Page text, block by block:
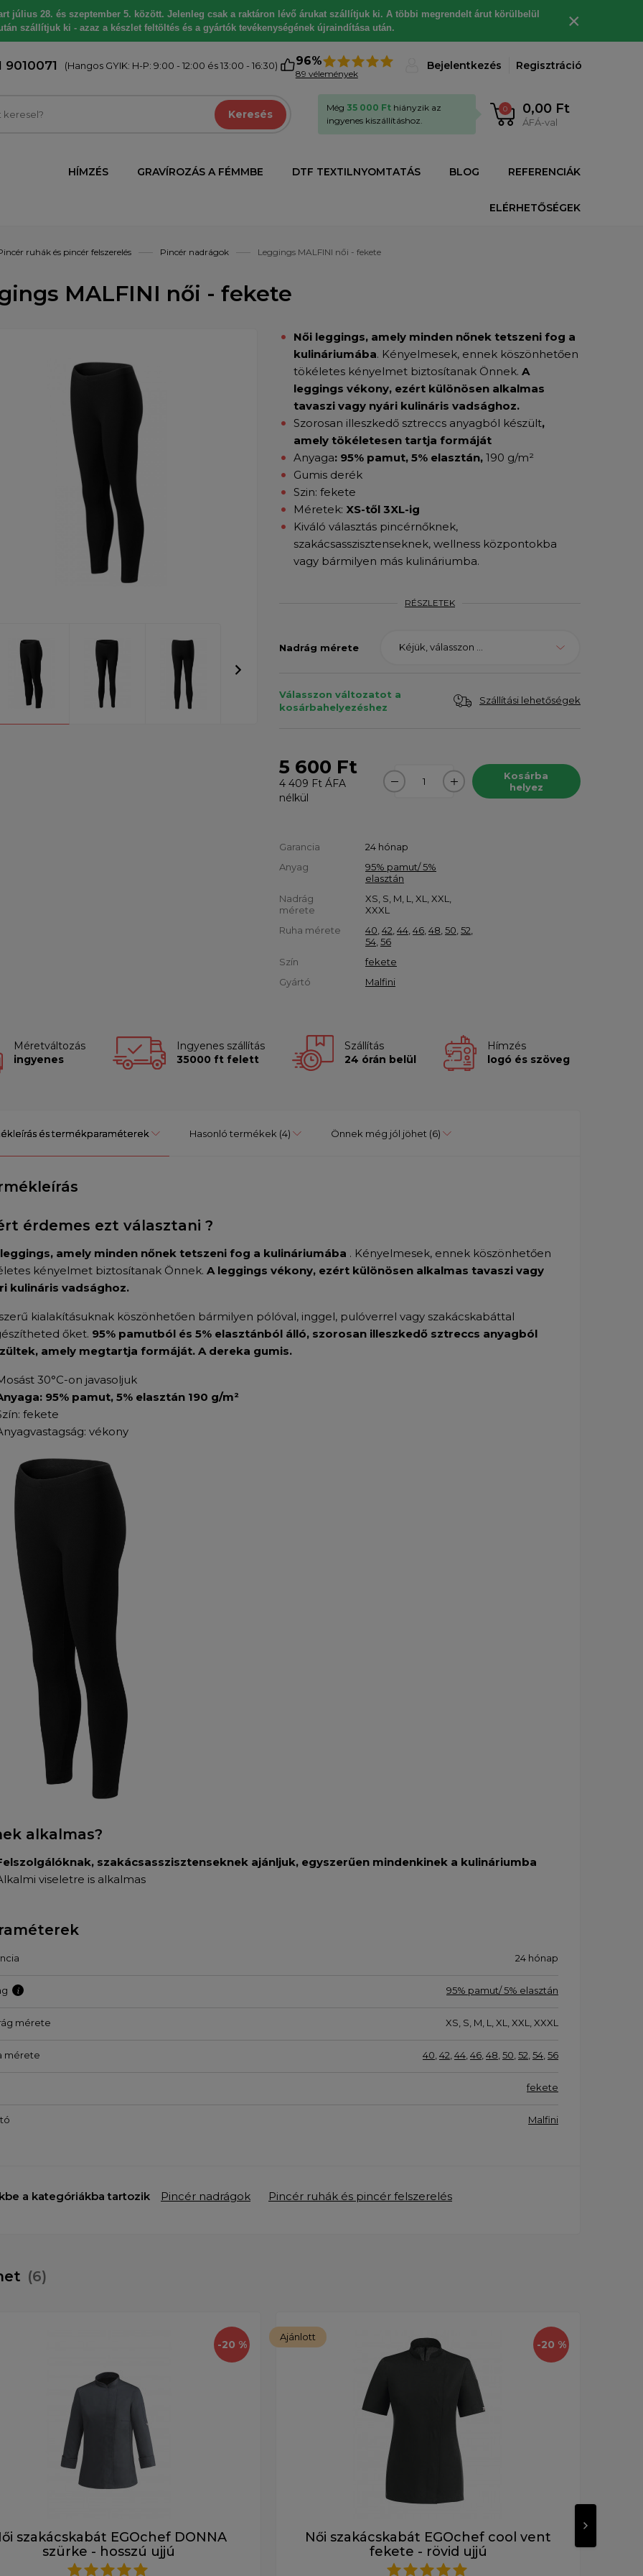
július 28. és szeptember 5. között. Jelenleg csak a raktáron lévő árukat szállítjuk ki. A többi megrendelt árut körülbelül
szállítjuk ki - azaz a készlet feltöltés és a gyártók tevékenységének újraindítása után.
×
9010071 (Hangos GYIK: H-P: 9:00 - 12:00 és 13:00 - 16:30) 96%
89 vélemények
Bejelentkezés Regisztráció
Keresés 0 0,00 Ft
ÁFÁ-val
Még 35 000 Ft hiányzik az
ingyenes kiszállításhoz.
HÍMZÉS GRAVÍROZÁS A FÉMMBE DTF TEXTILNYOMTATÁS BLOG REFERENCIÁK
ELÉRHETŐSÉGEK
ruhák és pincér felszerelés Pincér nadrágok Leggings MALFINI női - fekete
MALFINI női - fekete
Női leggings, amely minden nőnek tetszeni fog a
kulináriumába. Kényelmesek, ennek köszönhetően
tökéletes kényelmet biztosítanak Önnek. A
leggings vékony, ezért különösen alkalmas
tavaszi vagy nyári kulináris vadsághoz.
Szorosan illeszkedő sztreccs anyagból készült,
amely tökéletesen tartja formáját
Anyaga: 95% pamut, 5% elasztán, 190 g/m²
Gumis derék
Szin: fekete
Méretek: XS-től 3XL-ig
Kiváló választás pincérnőknek,
szakácsasszisztenseknek, wellness központokba
vagy bármilyen más kulináriumba.
RÉSZLETEK
Nadrág mérete Kéjük, válasszon ...
Válasszon változatot a
kosárbahelyezéshez
Szállítási lehetőségek
5 600 Ft
4 409 Ft ÁFA
nélkül
Kosárba
helyez
Garancia
24 hónap
Anyag
95% pamut/ 5%
elasztán
Nadrág
mérete
XS, S, M, L, XL, XXL,
XXXL
Ruha mérete
40 42 44 46 48 50 52
54 56
Szín
fekete
Gyártó
Malfini
Méretváltozás
ingyenes
Ingyenes szállítás
35000 ft felett
Szállítás
24 órán belül
Hímzés
logó és szöveg
és termékparaméterek Hasonló termékek (4) Önnek még jól jöhet (6)
érdemes ezt választani ?
amely minden nőnek tetszeni fog a kulináriumába . Kényelmesek, ennek köszönhetően
kényelmet biztosítanak Önnek. A leggings vékony, ezért különösen alkalmas tavaszi vagy
kulináris vadsághoz.
kialakításuknak köszönhetően bármilyen pólóval, inggel, pulóverrel vagy szakácskabáttal
őket. 95% pamutból és 5% elasztánból álló, szorosan illeszkedő sztreccs anyagból
amely megtartja formáját. A dereka gumis.
30°C-on javasoljuk
95% pamut, 5% elasztán 190 g/m²
fekete
vékony
alkalmas?
szakácsasszisztenseknek ajánljuk, egyszerűen mindenkinek a kulináriumba
viseletre is alkalmas
24 hónap
95% pamut/ 5% elasztán
mérete XS, S, M, L, XL, XXL, XXXL
mérete 40 42 44 46 48 50 52 54 56
fekete
Malfini
a kategóriákba tartozik Pincér nadrágok Pincér ruhák és pincér felszerelés
(6)
-20 %
szakácskabát EGOchef DONNA
szürke - hosszú ujjú
-20 %
Ajánlott
Női szakácskabát EGOchef cool vent
fekete - rövid ujjú